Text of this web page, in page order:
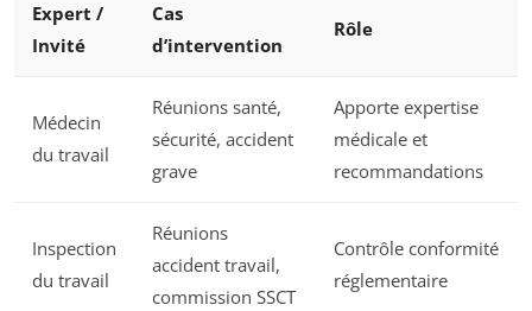
Expert /
Invité
Cas
d’intervention
Rôle
Médecin
du travail
Réunions santé,
sécurité, accident
grave
Apporte expertise
médicale et
recommandations
Inspection
du travail
Réunions
accident travail,
commission SSCT
Contrôle conformité
réglementaire